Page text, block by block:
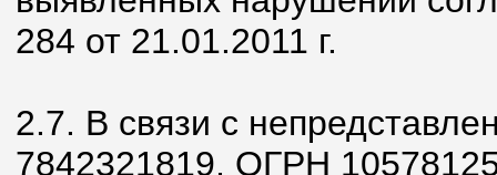
284 от 21.01.2011 г.
2.7. В связи с
7842321819, ОГРН